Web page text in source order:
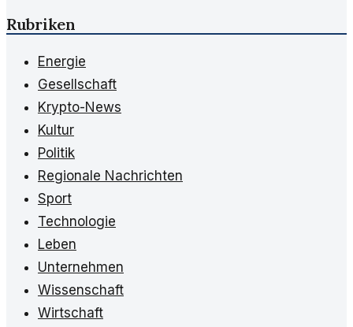
Rubriken
Energie
Gesellschaft
Krypto-News
Kultur
Politik
Regionale Nachrichten
Sport
Technologie
Leben
Unternehmen
Wissenschaft
Wirtschaft